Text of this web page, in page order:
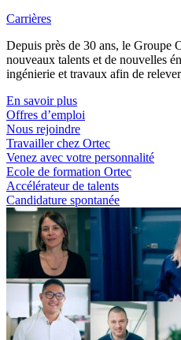
Carrières
Depuis près de 30 ans, le Groupe
nouveaux talents et de nouvelles
ingénierie et travaux afin de
En savoir plus
Offres d’emploi
Nous rejoindre
Travailler chez Ortec
Venez avec votre personnalité
Ecole de formation Ortec
Accélérateur de talents
Candidature spontanée